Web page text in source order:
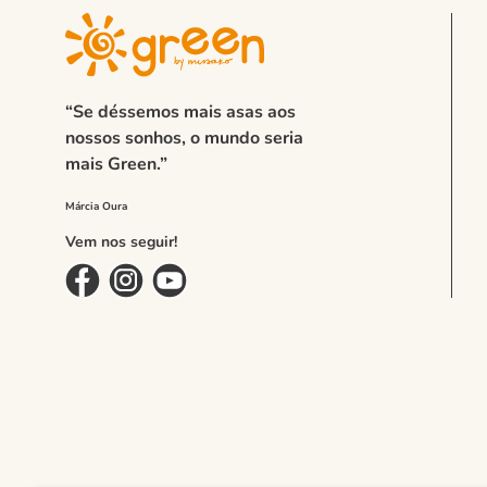
“Se déssemos mais asas aos
nossos sonhos, o mundo seria
mais Green.”
Vem nos seguir!